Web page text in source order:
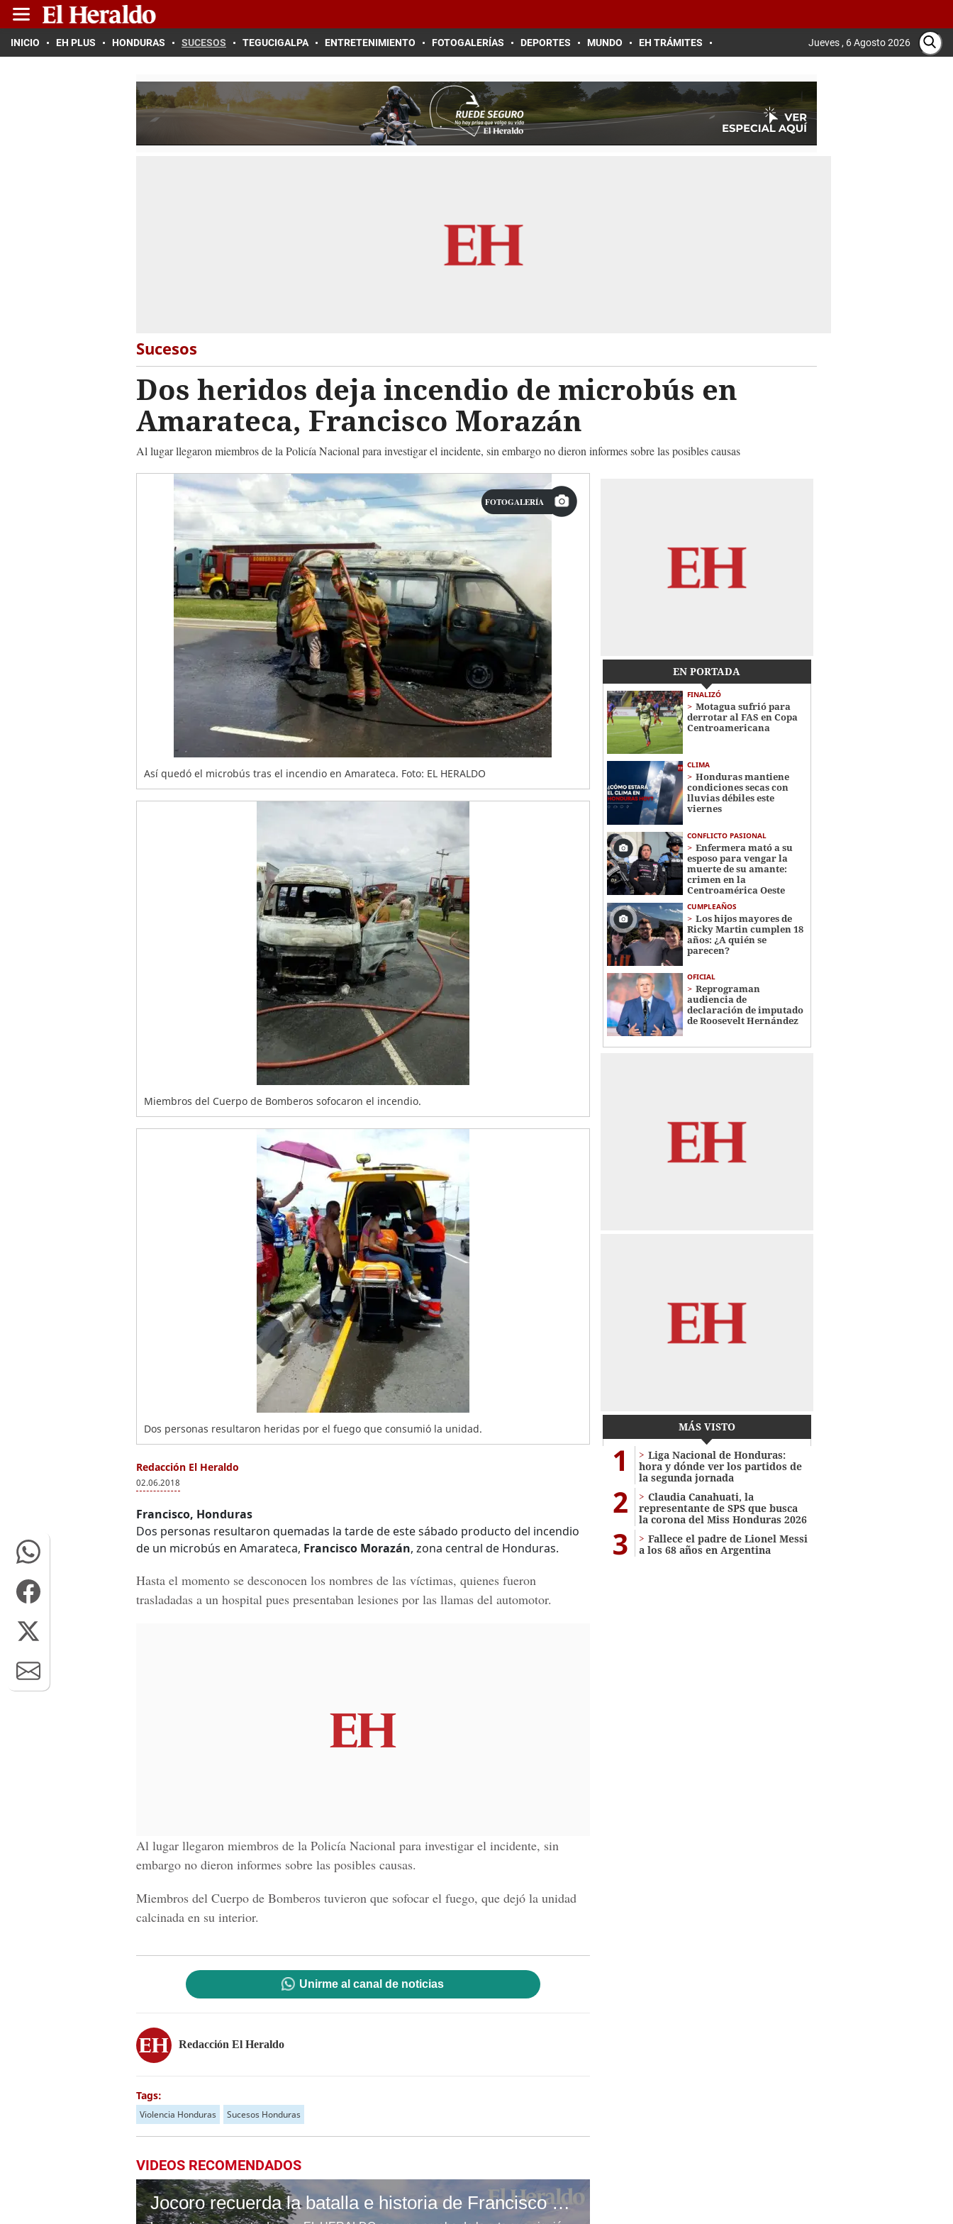
INICIO EH PLUS HONDURAS SUCESOS TEGUCIGALPA ENTRETENIMIENTO FOTOGALERÍAS DEPORTES MUNDO EH TRÁMITES Jueves , 6 Agosto 2026
Sucesos
Dos heridos deja incendio de microbús en
Amarateca, Francisco Morazán
Al lugar llegaron miembros de la Policía Nacional para investigar el incidente, sin embargo no dieron informes sobre las posibles causas
FOTOGALERÍA
Así quedó el microbús tras el incendio en Amarateca. Foto: EL HERALDO
Miembros del Cuerpo de Bomberos sofocaron el incendio.
Dos personas resultaron heridas por el fuego que consumió la unidad.
Redacción El Heraldo
02.06.2018
Francisco, Honduras
Dos personas resultaron quemadas la tarde de este sábado producto del incendio
de un microbús en Amarateca, Francisco Morazán, zona central de Honduras.
Hasta el momento se desconocen los nombres de las víctimas, quienes fueron
trasladadas a un hospital pues presentaban lesiones por las llamas del automotor.
Al lugar llegaron miembros de la Policía Nacional para investigar el incidente, sin
embargo no dieron informes sobre las posibles causas.
Miembros del Cuerpo de Bomberos tuvieron que sofocar el fuego, que dejó la unidad
calcinada en su interior.
Unirme al canal de noticias
Redacción El Heraldo
Tags:
Violencia Honduras Sucesos Honduras
VIDEOS RECOMENDADOS
Jocoro recuerda la batalla e historia de Francisco Morazán
EN PORTADA
FINALIZÓ
Motagua sufrió para
derrotar al FAS en Copa
Centroamericana
CLIMA
Honduras mantiene
condiciones secas con
lluvias débiles este
viernes
CONFLICTO PASIONAL
Enfermera mató a su
esposo para vengar la
muerte de su amante:
crimen en la
Centroamérica Oeste
CUMPLEAÑOS
Los hijos mayores de
Ricky Martin cumplen 18
años: ¿A quién se
parecen?
OFICIAL
Reprograman
audiencia de
declaración de imputado
de Roosevelt Hernández
MÁS VISTO
1
Liga Nacional de Honduras:
hora y dónde ver los partidos de
la segunda jornada
2
Claudia Canahuati, la
representante de SPS que busca
la corona del Miss Honduras 2026
3
Fallece el padre de Lionel Messi
a los 68 años en Argentina